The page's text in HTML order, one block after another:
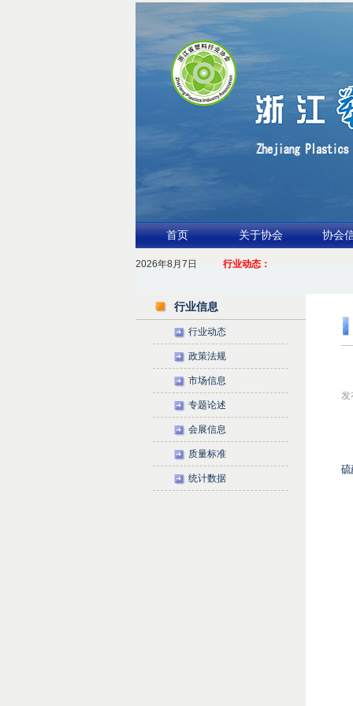
首页 关于协会 协会
2026年8月7日 行业动态：
1.聚力产业链 共启新征程
行业信息
行业动态
政策法规
市场信息
专题论述
会展信息
质量标准
统计数据
发